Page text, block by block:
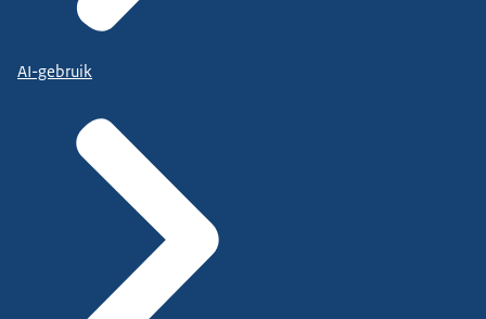
AI-gebruik